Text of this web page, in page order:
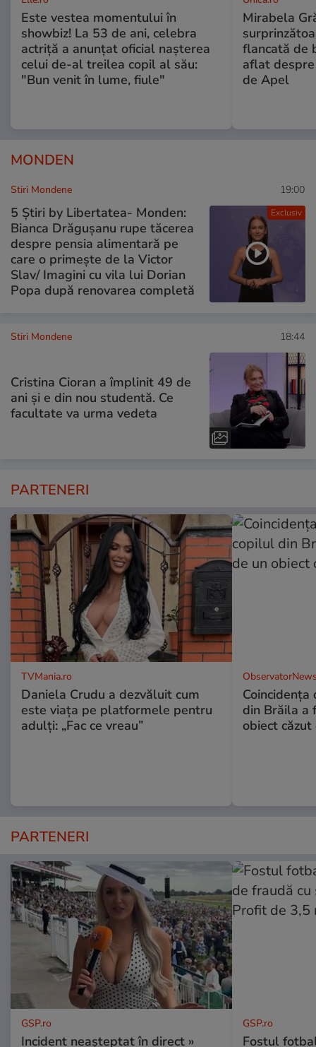
Este vestea momentului în
showbiz! La 53 de ani, celebra
actriță a anunțat oficial nașterea
celui de-al treilea copil al său:
"Bun venit în lume, fiule"
Mirabela
flancată de
aflat
de Apel
MONDEN
Exclusiv
Stiri Mondene 19:00
5 Știri by Libertatea- Monden:
Bianca Drăgușanu rupe tăcerea
despre pensia alimentară pe
care o primește de la Victor
Slav/ Imagini cu vila lui Dorian
Popa după renovarea completă
Stiri Mondene 18:44
Cristina Cioran a împlinit 49 de
ani și e din nou studentă. Ce
facultate va urma vedeta
PARTENERI
TVMania.ro
Daniela Crudu a dezvăluit cum
este viața pe platformele pentru
adulți: „Fac ce vreau”
Coincidența
din Brăila a
obiect căzut
PARTENERI
GSP.ro
Incident neașteptat în direct »
GSP.ro
Fostul